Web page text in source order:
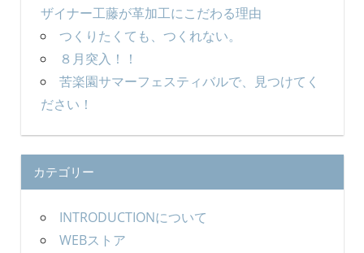
ザイナー工藤が革加工にこだわる理由
つくりたくても、つくれない。
８月突入！！
苦楽園サマーフェスティバルで、見つけてく
ださい！
カテゴリー
INTRODUCTIONについて
WEBストア